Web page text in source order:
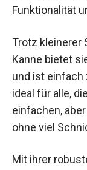
Funktionalität
Trotz kleinerer
Kanne bietet
und ist einfach
ideal für alle,
einfachen,
ohne viel
Mit ihrer